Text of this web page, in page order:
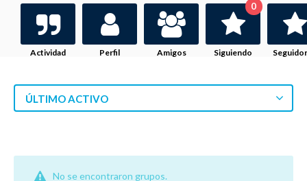
Actividad Perfil Amigos Siguiendo
0
ÚLTIMO ACTIVO
No se encontraron grupos.